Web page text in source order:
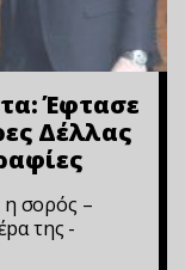
Έφτασε
Δέλλας
σορός –
της -